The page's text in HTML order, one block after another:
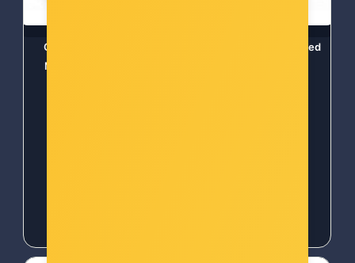
Canon tinta PFI-1000,
Matt Black 0545C001
Canon tinta PFI-1000, Red